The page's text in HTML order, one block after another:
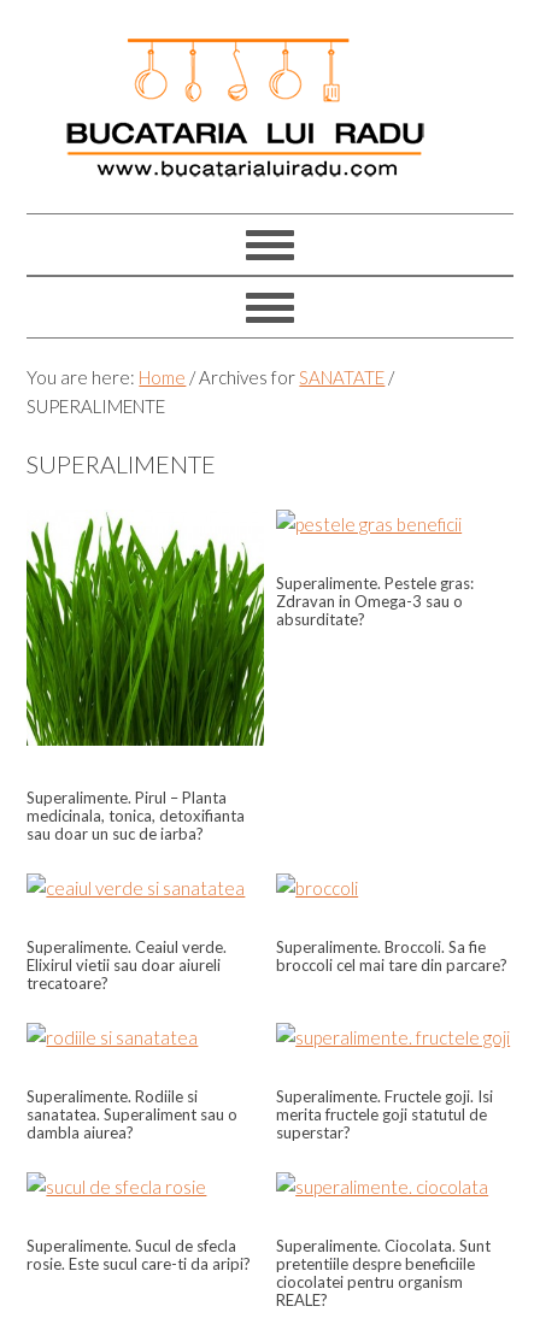
You are here: Home /Archives forSANATATE /
SUPERALIMENTE
SUPERALIMENTE
Superalimente. Pirul – Planta
medicinala, tonica, detoxifianta
sau doar un suc de iarba?
Superalimente. Pestele gras:
Zdravan in Omega-3 sau o
absurditate?
Superalimente. Ceaiul verde.
Elixirul vietii sau doar aiureli
trecatoare?
Superalimente. Broccoli. Sa fie
broccoli cel mai tare din parcare?
Superalimente. Rodiile si
sanatatea. Superaliment sau o
dambla aiurea?
Superalimente. Fructele goji. Isi
merita fructele goji statutul de
superstar?
Superalimente. Sucul de sfecla
rosie. Este sucul care-ti da aripi?
Superalimente. Ciocolata. Sunt
pretentiile despre beneficiile
ciocolatei pentru organism
REALE?